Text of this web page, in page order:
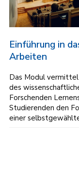
Einführung in
Arbeiten
Das Modul
des
Forschenden
Studierenden den
einer